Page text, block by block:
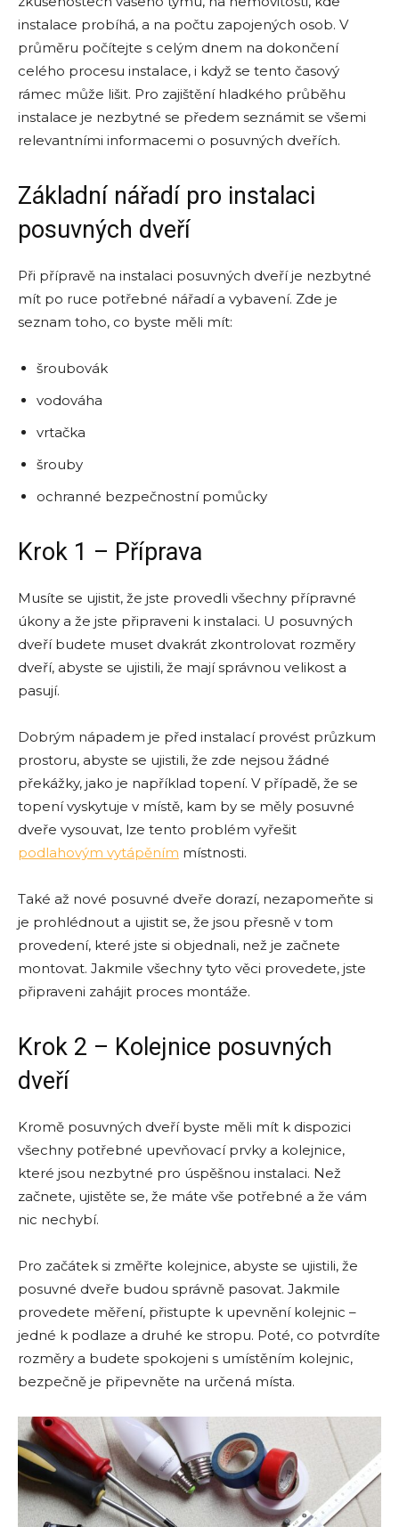
instalace probíhá, a na počtu zapojených osob. V
průměru počítejte s celým dnem na dokončení
celého procesu instalace, i když se tento časový
rámec může lišit. Pro zajištění hladkého průběhu
instalace je nezbytné se předem seznámit se všemi
relevantními informacemi o posuvných dveřích.
Základní nářadí pro instalaci
posuvných dveří
Při přípravě na instalaci posuvných dveří je nezbytné
mít po ruce potřebné nářadí a vybavení. Zde je
seznam toho, co byste měli mít:
šroubovák
vodováha
vrtačka
šrouby
ochranné bezpečnostní pomůcky
Krok 1 – Příprava
Musíte se ujistit, že jste provedli všechny přípravné
úkony a že jste připraveni k instalaci. U posuvných
dveří budete muset dvakrát zkontrolovat rozměry
dveří, abyste se ujistili, že mají správnou velikost a
pasují.
Dobrým nápadem je před instalací provést průzkum
prostoru, abyste se ujistili, že zde nejsou žádné
překážky, jako je například topení. V případě, že se
topení vyskytuje v místě, kam by se měly posuvné
dveře vysouvat, lze tento problém vyřešit
podlahovým vytápěním místnosti.
Také až nové posuvné dveře dorazí, nezapomeňte si
je prohlédnout a ujistit se, že jsou přesně v tom
provedení, které jste si objednali, než je začnete
montovat. Jakmile všechny tyto věci provedete, jste
připraveni zahájit proces montáže.
Krok 2 – Kolejnice posuvných
dveří
Kromě posuvných dveří byste měli mít k dispozici
všechny potřebné upevňovací prvky a kolejnice,
které jsou nezbytné pro úspěšnou instalaci. Než
začnete, ujistěte se, že máte vše potřebné a že vám
nic nechybí.
Pro začátek si změřte kolejnice, abyste se ujistili, že
posuvné dveře budou správně pasovat. Jakmile
provedete měření, přistupte k upevnění kolejnic –
jedné k podlaze a druhé ke stropu. Poté, co potvrdíte
rozměry a budete spokojeni s umístěním kolejnic,
bezpečně je připevněte na určená místa.